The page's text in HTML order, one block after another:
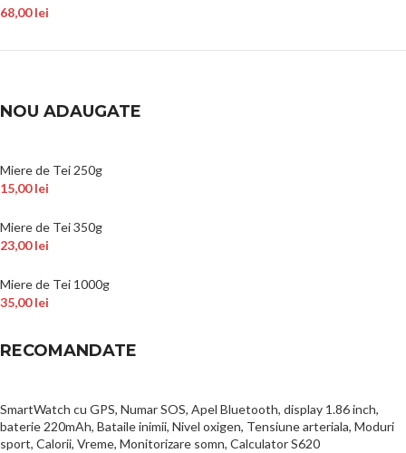
68,00lei
NOU ADAUGATE
Miere de Tei 250g
15,00lei
Miere de Tei 350g
23,00lei
Miere de Tei 1000g
35,00lei
RECOMANDATE
SmartWatch cu GPS, Numar SOS, Apel Bluetooth, display 1.86 inch,
baterie 220mAh, Bataile inimii, Nivel oxigen, Tensiune arteriala, Moduri
sport, Calorii, Vreme, Monitorizare somn, Calculator S620